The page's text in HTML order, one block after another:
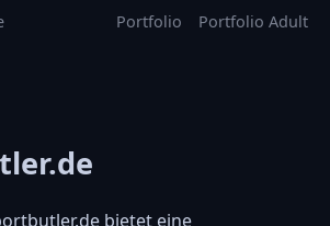
Portfolio Portfolio Adult
bietet eine